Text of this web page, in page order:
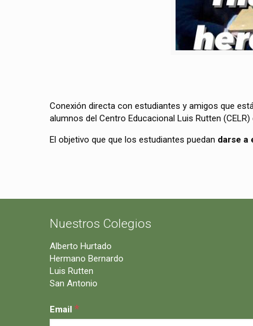
Conexión directa con estudiantes y amigos que
alumnos del Centro Educacional Luis Rutten (CELR)
El objetivo que que los estudiantes puedan darse a
Nuestros Colegios
Alberto Hurtado
Hermano Bernardo
Luis Rutten
San Antonio
Email *